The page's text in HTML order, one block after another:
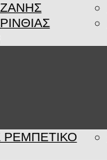
ΡΕΜΠΈΤΙΚΟ